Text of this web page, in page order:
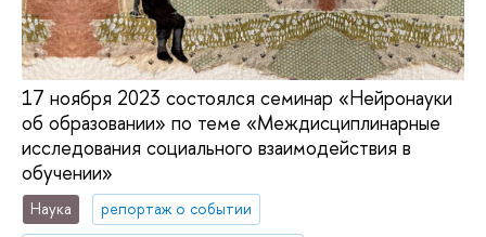
17 ноября 2023 состоялся семинар «Нейронауки
об образовании» по теме «Междисциплинарные
исследования социального взаимодействия в
обучении»
Наука
репортаж о событии